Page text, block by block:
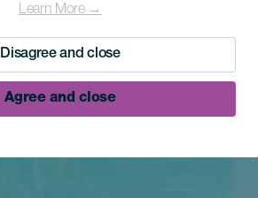
Learn More →
Disagree and close
Agree and close